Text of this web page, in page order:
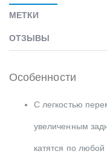
МЕТКИ
ОТЗЫВЫ
Особенности
С легкостью
увеличенным
катятся по